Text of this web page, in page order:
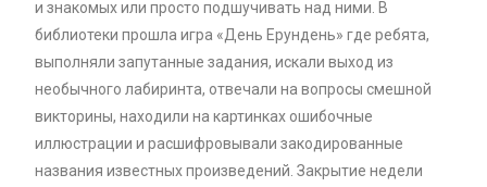
и знакомых или просто подшучивать над ними. В
библиотеки прошла игра «День Ерундень» где ребята,
выполняли запутанные задания, искали выход из
необычного лабиринта, отвечали на вопросы смешной
викторины, находили на картинках ошибочные
иллюстрации и расшифровывали закодированные
названия известных произведений. Закрытие недели